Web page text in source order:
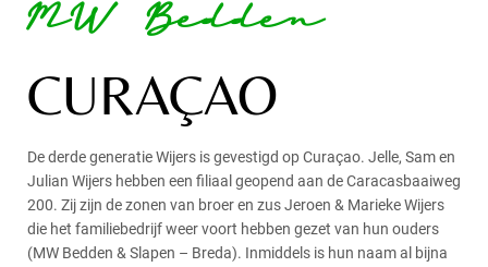
MW Bedden
CURAÇAO
De derde generatie Wijers is gevestigd op Curaçao. Jelle, Sam en
Julian Wijers hebben een filiaal geopend aan de Caracasbaaiweg
200. Zij zijn de zonen van broer en zus Jeroen & Marieke Wijers
die het familiebedrijf weer voort hebben gezet van hun ouders
(MW Bedden & Slapen – Breda). Inmiddels is hun naam al bijna